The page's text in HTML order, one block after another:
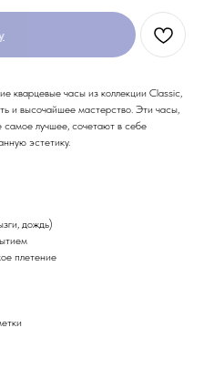
кварцевые часы из коллекции Classic,
и высочайшее мастерство. Эти часы,
самое лучшее, сочетают в себе
эстетику.
дождь)
плетение